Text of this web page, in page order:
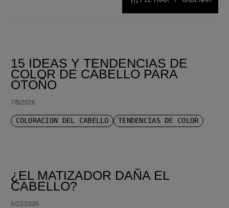
15 IDEAS Y TENDENCIAS DE
COLOR DE CABELLO PARA
OTOÑO
7/9/2026
COLORACIÓN DEL CABELLO TENDENCIAS DE COLOR
¿EL MATIZADOR DAÑA EL
CABELLO?
6/22/2026